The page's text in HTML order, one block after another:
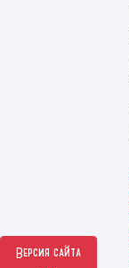
Версия сайта